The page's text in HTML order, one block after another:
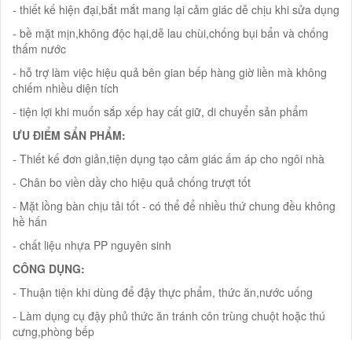
- thiết kế hiện đại,bắt mắt mang lại cảm giác dễ chịu khi sửa dụng
- bề mặt mịn,không độc hại,dễ lau chùi,chống bụi bẩn và chống
thấm nước
- hỗ trợ làm việc hiệu quả bên gian bếp hàng giờ liền mà không
chiếm nhiều diện tích
- tiện lợi khi muốn sắp xếp hay cất giữ, di chuyển sản phẩm
ƯU ĐIỂM SẨN PHẨM:
- Thiết kế đơn giản,tiện dụng tạo cảm giác ấm áp cho ngôi nhà
- Chân bo viền dầy cho hiệu quả chống trượt tốt
- Mặt lồng bàn chịu tải tốt - có thể để nhiều thứ chung đều không
hề hấn
- chất liệu nhựa PP nguyên sinh
CÔNG DỤNG:
- Thuận tiện khi dùng để đậy thực phẩm, thức ăn,nước uống
- Làm dụng cụ đậy phủ thức ăn tránh côn trùng chuột hoặc thú
cưng,phòng bếp